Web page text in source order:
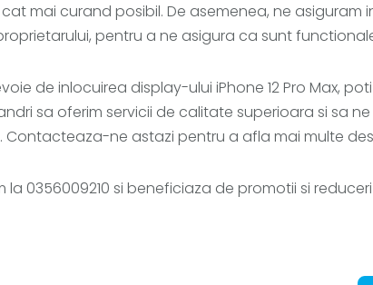
mai curand posibil. De asemenea, ne
pentru a ne asigura ca sunt
de inlocuirea display-ului iPhone 12 Pro Max,
sa oferim servicii de calitate superioara si sa
ne astazi pentru a afla mai multe
la 0356009210 si beneficiaza de promotii si